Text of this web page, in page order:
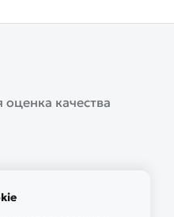
оценка качества